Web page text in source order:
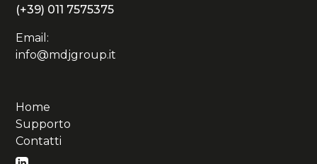
(+39) 011 7575375
Email:
info@mdjgroup.it
Home
Supporto
Contatti